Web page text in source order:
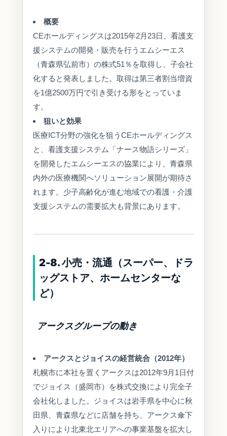
概要
CEホールディングスは2015年2月23日、看護支
援システムの開発・販売を行うエムシーエス
（青森県弘前市）の株式51％を取得し、子会社
化すると発表しました。取得は第三者割当増資
を1億2500万円で引き受ける形をとっていま
す。
狙いと効果
医療ICT分野の強化を狙うCEホールディングス
と、看護支援システム「ナース物語シリーズ」
を開発したエムシーエスの協業により、青森県
内外の医療機関へソリューション展開が期待さ
れます。少子高齢化が進む地域での看護・介護
支援システムの需要拡大も背景にあります。
2-8. 小売・流通（スーパー、ドラ
ッグストア、ホームセンターな
ど）
アークスグループの動き
アークスとジョイスの経営統合（2012年）
札幌市に本社を置くアークスは2012年9月1日付
でジョイス（盛岡市）を株式交換により完全子
会社化しました。ジョイスは岩手県を中心に秋
田県、青森県などに店舗を持ち、アークス傘下
入りにより北東北エリアへの事業基盤を拡大し